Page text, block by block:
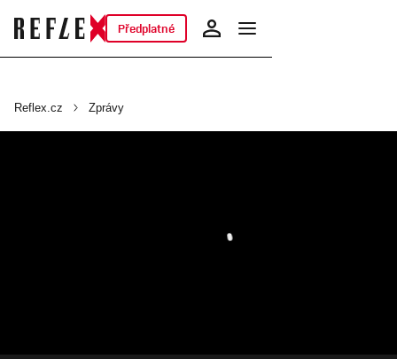
Předplatné
Reflex.cz Zprávy